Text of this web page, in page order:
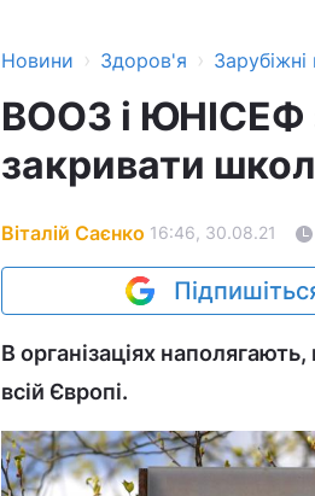
Новини › Здоров'я ›
ВООЗ і ЮНІСЕФ
закривати
Віталій Саєнко 16:46, 30.08.21
В організаціях
всій Європі.